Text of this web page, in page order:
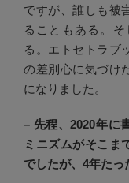
ですが、誰しも被
ることもある。
る。エトセトラブ
の差別心に気づけ
になりました。
– 先程、2020年に
ミニズムがそこま
でしたが、4年たっ